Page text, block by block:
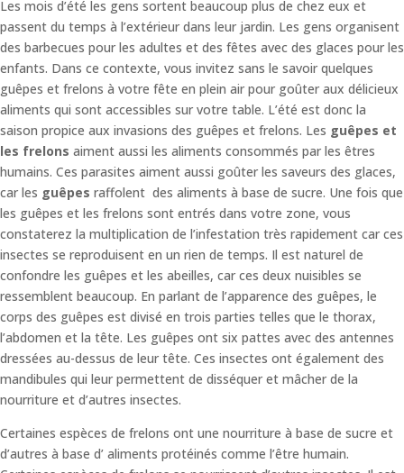
Les mois d’été les gens sortent beaucoup plus de chez eux et
passent du temps à l’extérieur dans leur jardin. Les gens organisent
des barbecues pour les adultes et des fêtes avec des glaces pour les
enfants. Dans ce contexte, vous invitez sans le savoir quelques
guêpes et frelons à votre fête en plein air pour goûter aux délicieux
aliments qui sont accessibles sur votre table. L’été est donc la
saison propice aux invasions des guêpes et frelons. Les guêpes et
les frelons aiment aussi les aliments consommés par les êtres
humains. Ces parasites aiment aussi goûter les saveurs des glaces,
car les guêpes raffolent des aliments à base de sucre. Une fois que
les guêpes et les frelons sont entrés dans votre zone, vous
constaterez la multiplication de l’infestation très rapidement car ces
insectes se reproduisent en un rien de temps. Il est naturel de
confondre les guêpes et les abeilles, car ces deux nuisibles se
ressemblent beaucoup. En parlant de l’apparence des guêpes, le
corps des guêpes est divisé en trois parties telles que le thorax,
l’abdomen et la tête. Les guêpes ont six pattes avec des antennes
dressées au-dessus de leur tête. Ces insectes ont également des
mandibules qui leur permettent de disséquer et mâcher de la
nourriture et d’autres insectes.
Certaines espèces de frelons ont une nourriture à base de sucre et
d’autres à base d’ aliments protéinés comme l’être humain.